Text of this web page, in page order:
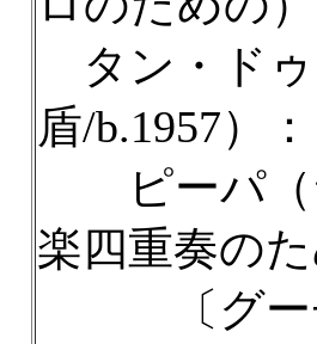
タン・ド
盾/b.1957）：
ピーパ（
楽四重奏の
〔グーチ